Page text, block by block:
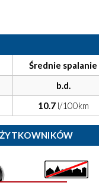
Średnie spalanie
b.d.
10.7l/100km